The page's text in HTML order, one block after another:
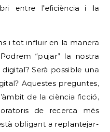
entre l’eficiència i la
i tot influir en la manera
“pujar” la nostra
Serà possible una
Aquestes preguntes,
de la ciència ficció,
de recerca més
obligant a replantejar-